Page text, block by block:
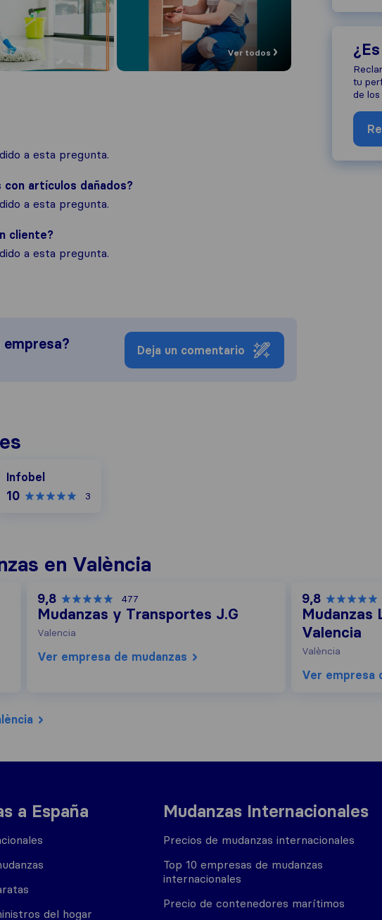
Ver todos
a esta pregunta.
artículos dañados?
a esta pregunta.
cliente?
a esta pregunta.
Deja un comentario
tu
de
Infobel
10 3
en València
9,8 477
Mudanzas y Transportes J.G
Valencia
Ver empresa de mudanzas
9,8
Mudanzas
Valencia
València
Ver empresa
a España
del hogar
Mudanzas Internacionales
Precios de mudanzas internacionales
Top 10 empresas de mudanzas
internacionales
Precio de contenedores marítimos